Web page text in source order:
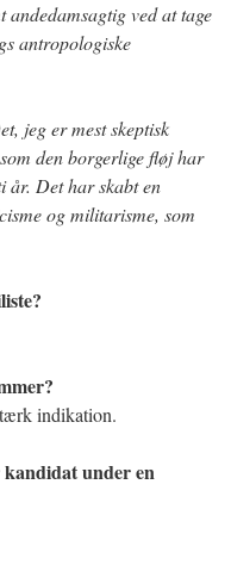
ved at tage
antropologiske
jeg er mest skeptisk
den borgerlige fløj har
år. Det har skabt en
og militarisme, som
indikation.
under en